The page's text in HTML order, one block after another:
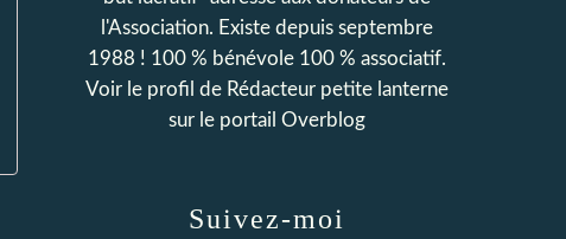
l'Association. Existe depuis septembre
1988 ! 100 % bénévole 100 % associatif.
Voir le profil de Rédacteur petite lanterne
sur le portail Overblog
Suivez-moi